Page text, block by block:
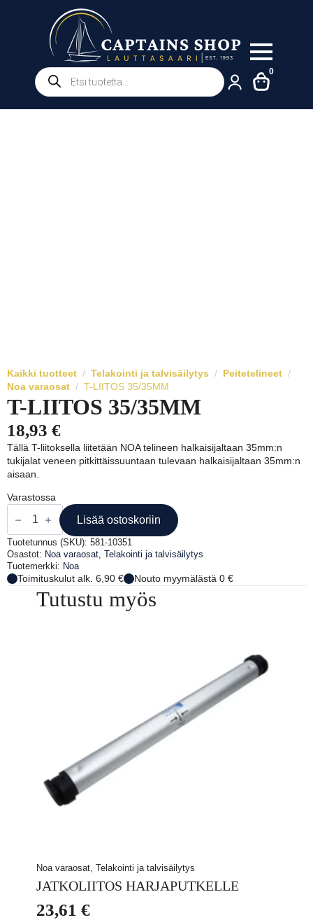
Products
search
0
Kaikki tuotteet Telakointi ja talvisäilytys
Peitetelineet
Noa varaosat
T-LIITOS 35/35MM
T-LIITOS 35/35MM
18,93 €
Tällä T-liitoksella liitetään NOA telineen halkaisijaltaan 35mm:n
tukijalat veneen pitkittäissuuntaan tulevaan halkaisijaltaan 35mm:n
aisaan.
Varastossa
T-
LIITOS
35/35MM
määrä
Lisää ostoskoriin
Tuotetunnus (SKU): 581-10351
Osastot: Noa varaosat, Telakointi ja talvisäilytys
Tuotemerkki: Noa
Toimituskulut alk. 6,90 € Nouto myymälästä 0 €
Tutustu myös
Noa varaosat, Telakointi ja talvisäilytys
JATKOLIITOS HARJAPUTKELLE
23,61 €